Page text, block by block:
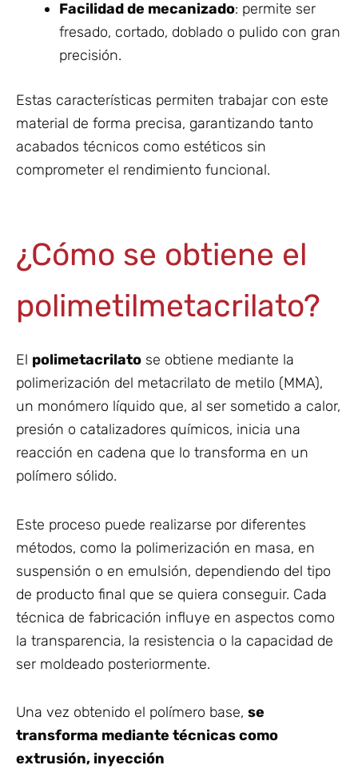
Facilidad de mecanizado: permite ser
fresado, cortado, doblado o pulido con gran
precisión.
Estas características permiten trabajar con este
material de forma precisa, garantizando tanto
acabados técnicos como estéticos sin
comprometer el rendimiento funcional.
¿Cómo se obtiene el
polimetilmetacrilato?
El polimetacrilato se obtiene mediante la
polimerización del metacrilato de metilo (MMA),
un monómero líquido que, al ser sometido a calor,
presión o catalizadores químicos, inicia una
reacción en cadena que lo transforma en un
polímero sólido.
Este proceso puede realizarse por diferentes
métodos, como la polimerización en masa, en
suspensión o en emulsión, dependiendo del tipo
de producto final que se quiera conseguir. Cada
técnica de fabricación influye en aspectos como
la transparencia, la resistencia o la capacidad de
ser moldeado posteriormente.
Una vez obtenido el polímero base, se
transforma mediante técnicas como
extrusión, inyección